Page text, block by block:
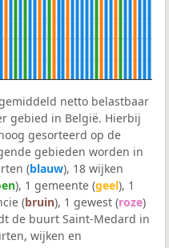
netto belastbaar
gebied in België. Hierbij
gesorteerd op de
gebieden worden in
(blauw), 18 wijken
), 1 gemeente (geel), 1
(bruin), 1 gewest (roze)
de buurt Saint-Medard in
wijken en